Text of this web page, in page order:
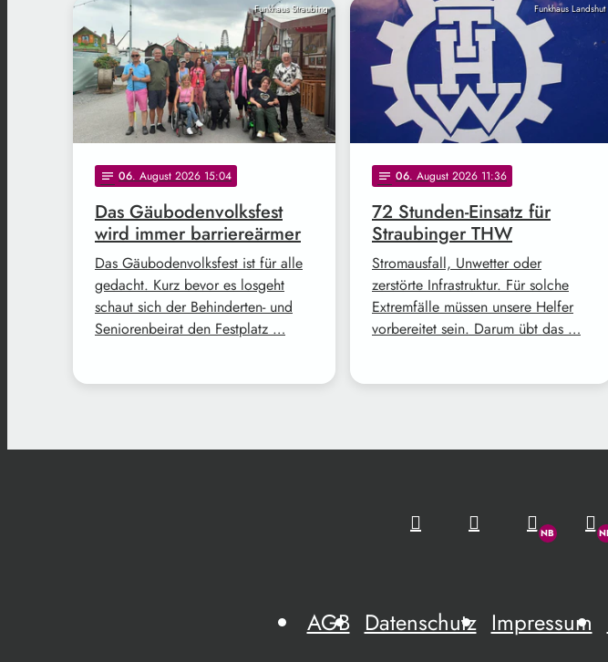
Funkhaus Straubing
notes 06. August 2026 15:04
Das Gäubodenvolksfest
wird immer barriereärmer
Das Gäubodenvolksfest ist für alle
gedacht. Kurz bevor es losgeht
schaut sich der Behinderten- und
Seniorenbeirat den Festplatz …
Funkhaus Landshut
notes 06. August 2026 11:36
72 Stunden-Einsatz für
Straubinger THW
Stromausfall, Unwetter oder
zerstörte Infrastruktur. Für solche
Extremfälle müssen unsere Helfer
vorbereitet sein. Darum übt das …
AGB Datenschutz Impressum